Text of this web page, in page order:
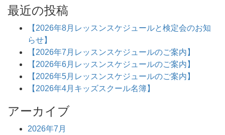
最近の投稿
【2026年8月レッスンスケジュールと検定会のお知
らせ】
【2026年7月レッスンスケジュールのご案内】
【2026年6月レッスンスケジュールのご案内】
【2026年5月レッスンスケジュールのご案内】
【2026年4月キッズスクール名簿】
アーカイブ
2026年7月